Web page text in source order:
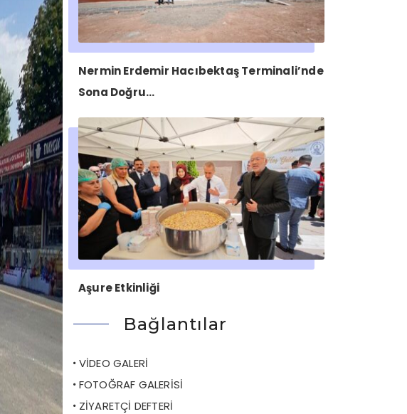
Nermin Erdemir Hacıbektaş Terminali’nde
Sona Doğru…
Aşure Etkinliği
Bağlantılar
VİDEO GALERİ
FOTOĞRAF GALERİSİ
ZİYARETÇİ DEFTERİ